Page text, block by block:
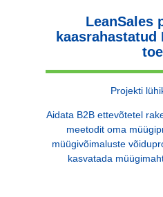
LeanSales
kaasrahastatud
Projekti
Aidata B2B ettevõtetel
meetodit oma
müügivõimaluste
kasvatada